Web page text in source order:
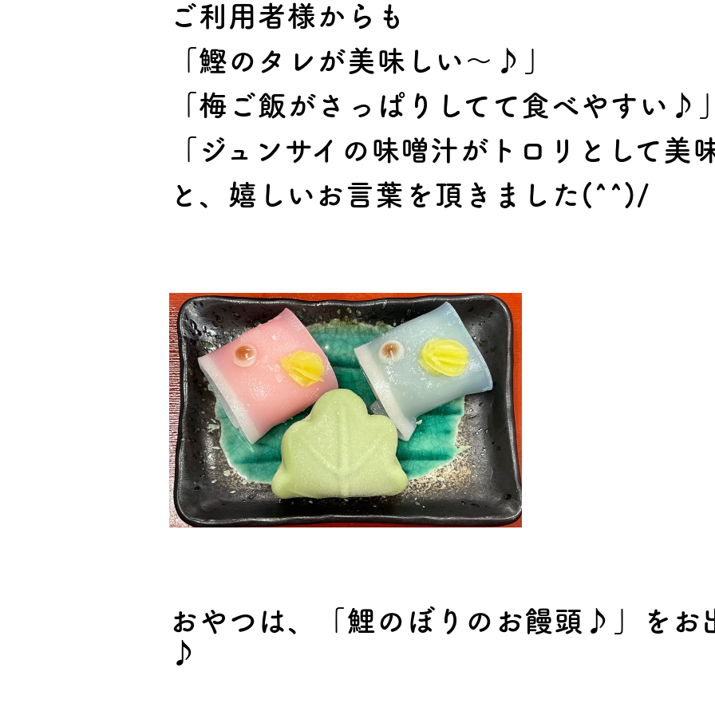
ご利用者様からも
「鰹のタレが美味しい～♪」
「梅ご飯がさっぱりしてて食べやすい♪」
「ジュンサイの味噌汁がトロリとして美
と、嬉しいお言葉を頂きました(^^)/
おやつは、「鯉のぼりのお饅頭♪」をお
♪